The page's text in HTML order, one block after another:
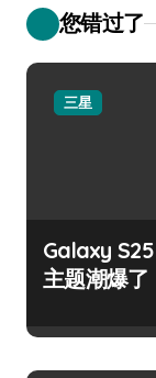
您错过了
三星
Galaxy
主题潮爆了